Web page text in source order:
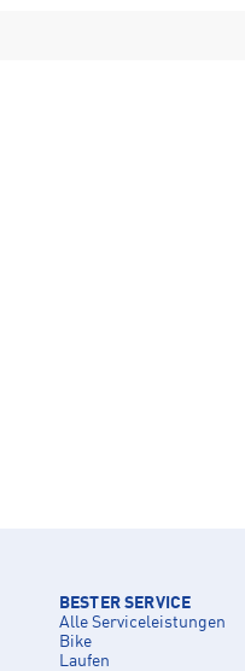
BESTER SERVICE
Alle Serviceleistungen
Bike
Laufen